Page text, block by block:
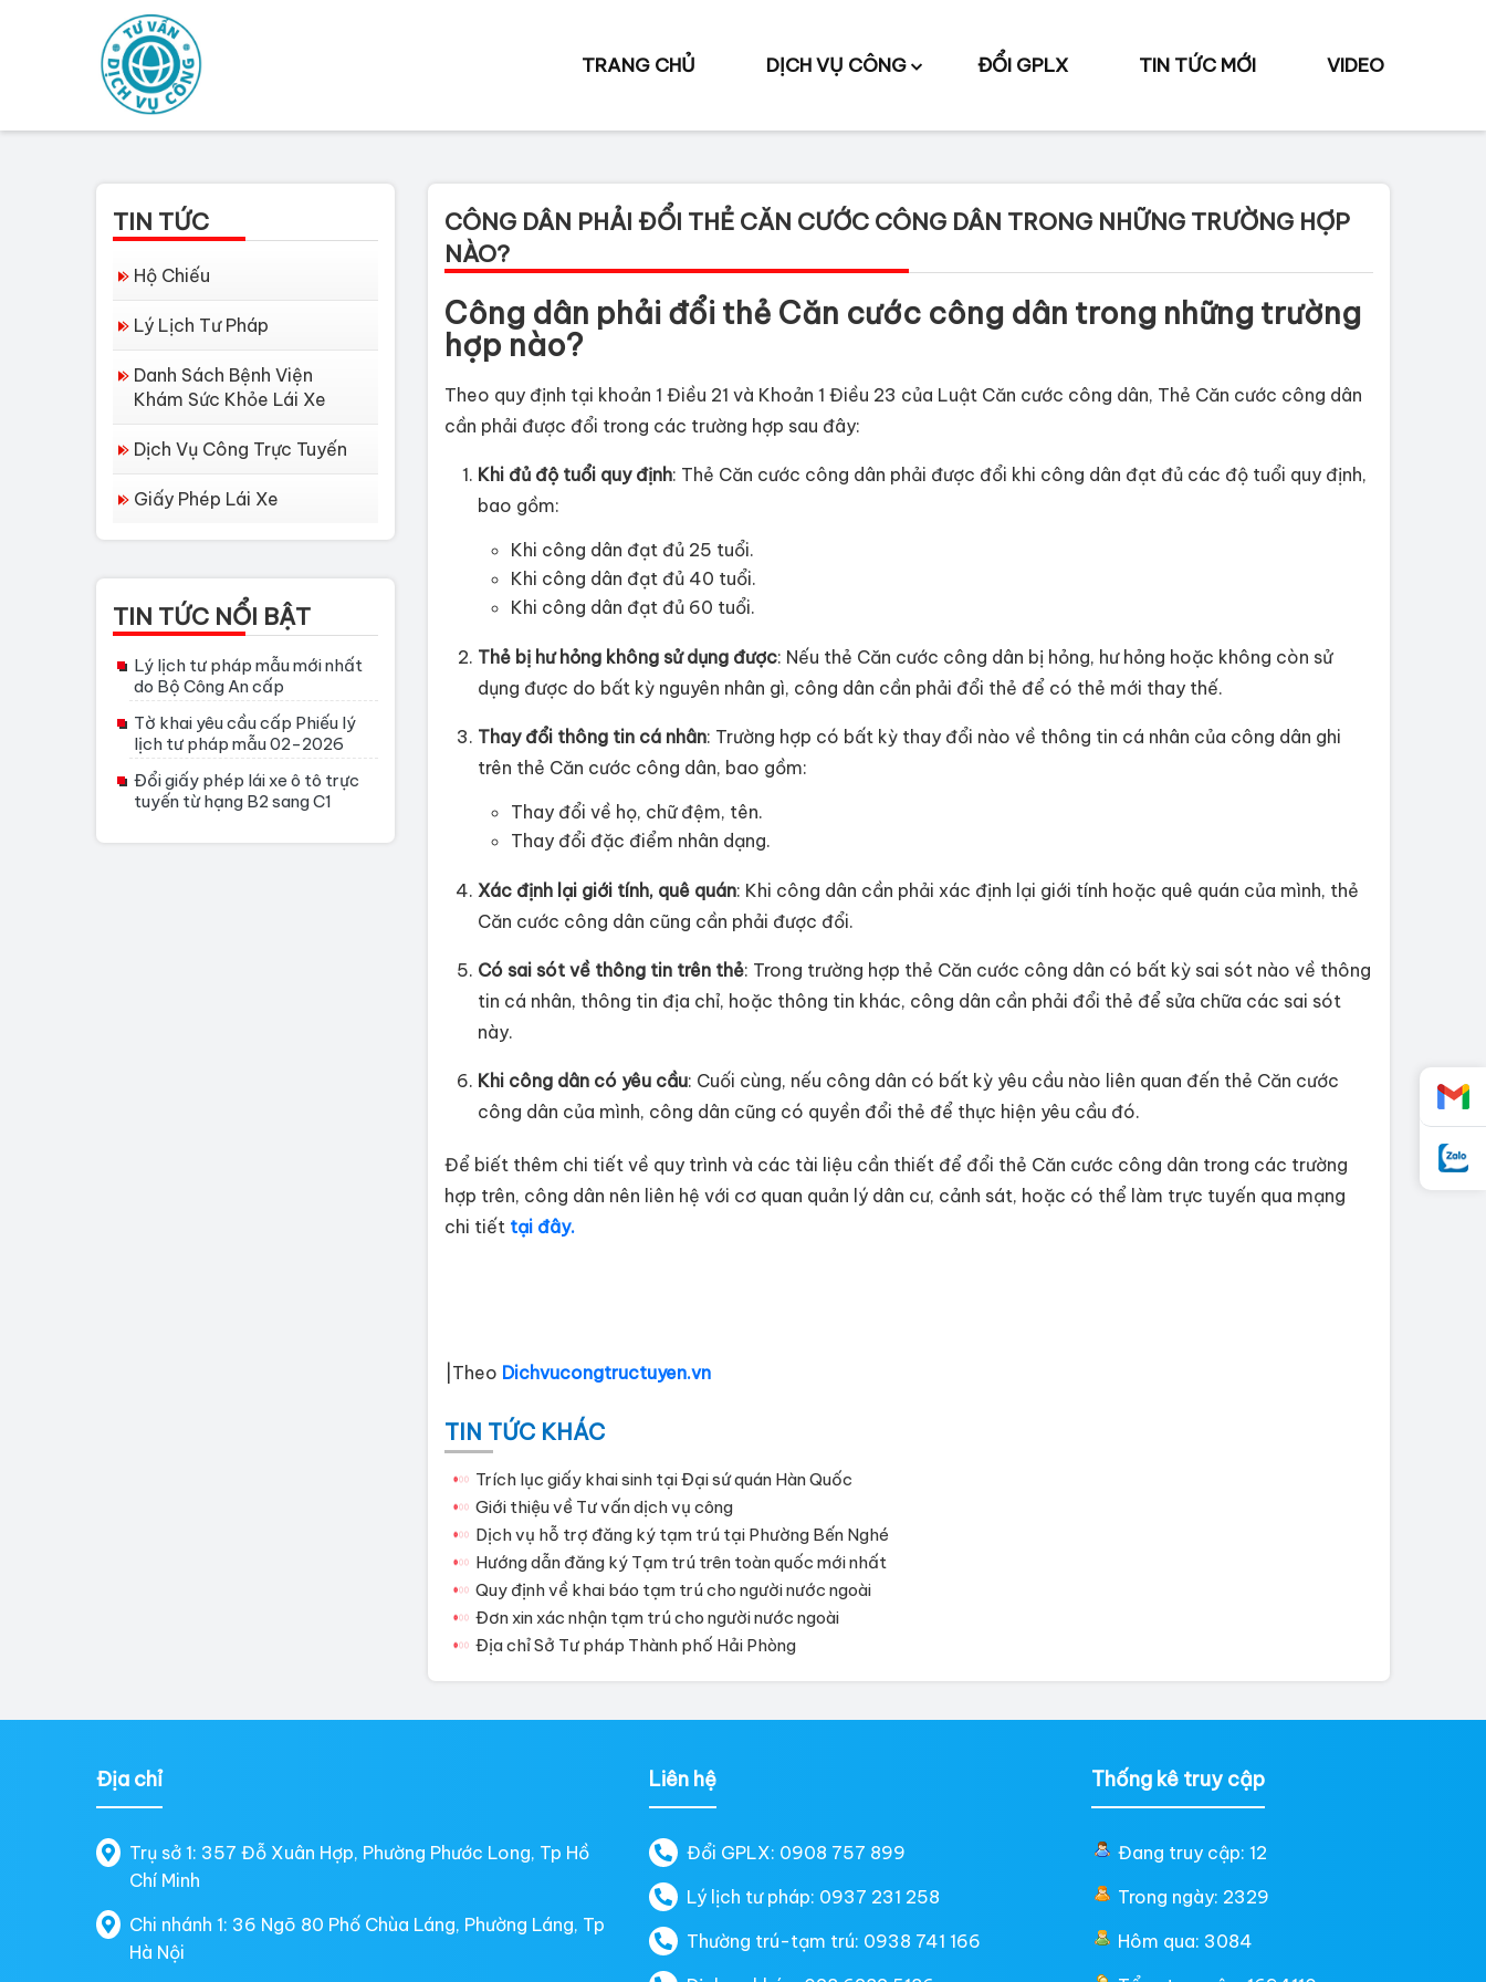
TRANG CHỦ DỊCH VỤ CÔNG ĐỔI GPLX TIN TỨC MỚI VIDEO
CÔNG DÂN PHẢI ĐỔI THẺ CĂN CƯỚC CÔNG DÂN TRONG NHỮNG TRƯỜNG HỢP
NÀO?
Công dân phải đổi thẻ Căn cước công dân trong những trường
hợp nào?
Theo quy định tại khoản 1 Điều 21 và Khoản 1 Điều 23 của Luật Căn cước công dân, Thẻ Căn cước công dân
cần phải được đổi trong các trường hợp sau đây:
Khi đủ độ tuổi quy định: Thẻ Căn cước công dân phải được đổi khi công dân đạt đủ các độ tuổi quy định,
bao gồm:
Khi công dân đạt đủ 25 tuổi.
Khi công dân đạt đủ 40 tuổi.
Khi công dân đạt đủ 60 tuổi.
Thẻ bị hư hỏng không sử dụng được: Nếu thẻ Căn cước công dân bị hỏng, hư hỏng hoặc không còn sử
dụng được do bất kỳ nguyên nhân gì, công dân cần phải đổi thẻ để có thẻ mới thay thế.
Thay đổi thông tin cá nhân: Trường hợp có bất kỳ thay đổi nào về thông tin cá nhân của công dân ghi
trên thẻ Căn cước công dân, bao gồm:
Thay đổi về họ, chữ đệm, tên.
Thay đổi đặc điểm nhân dạng.
Xác định lại giới tính, quê quán: Khi công dân cần phải xác định lại giới tính hoặc quê quán của mình, thẻ
Căn cước công dân cũng cần phải được đổi.
Có sai sót về thông tin trên thẻ: Trong trường hợp thẻ Căn cước công dân có bất kỳ sai sót nào về thông
tin cá nhân, thông tin địa chỉ, hoặc thông tin khác, công dân cần phải đổi thẻ để sửa chữa các sai sót
này.
Khi công dân có yêu cầu: Cuối cùng, nếu công dân có bất kỳ yêu cầu nào liên quan đến thẻ Căn cước
công dân của mình, công dân cũng có quyền đổi thẻ để thực hiện yêu cầu đó.
Để biết thêm chi tiết về quy trình và các tài liệu cần thiết để đổi thẻ Căn cước công dân trong các trường
hợp trên, công dân nên liên hệ với cơ quan quản lý dân cư, cảnh sát, hoặc có thể làm trực tuyến qua mạng
chi tiết tại đây.
|Theo Dichvucongtructuyen.vn
TIN TỨC KHÁC
Trích lục giấy khai sinh tại Đại sứ quán Hàn Quốc
Giới thiệu về Tư vấn dịch vụ công
Dịch vụ hỗ trợ đăng ký tạm trú tại Phường Bến Nghé
Hướng dẫn đăng ký Tạm trú trên toàn quốc mới nhất
Quy định về khai báo tạm trú cho người nước ngoài
Đơn xin xác nhận tạm trú cho người nước ngoài
Địa chỉ Sở Tư pháp Thành phố Hải Phòng
TIN TỨC
Hộ Chiếu
Lý Lịch Tư Pháp
Danh Sách Bệnh Viện
Khám Sức Khỏe Lái Xe
Dịch Vụ Công Trực Tuyến
Giấy Phép Lái Xe
TIN TỨC NỔI BẬT
Lý lịch tư pháp mẫu mới nhất
do Bộ Công An cấp
Tờ khai yêu cầu cấp Phiếu lý
lịch tư pháp mẫu 02-2026
Đổi giấy phép lái xe ô tô trực
tuyến từ hạng B2 sang C1
Địa chỉ
Trụ sở 1: 357 Đỗ Xuân Hợp, Phường Phước Long, Tp Hồ
Chí Minh
Chi nhánh 1: 36 Ngõ 80 Phố Chùa Láng, Phường Láng, Tp
Hà Nội
Liên hệ
Đổi GPLX: 0908 757 899
Lý lịch tư pháp: 0937 231 258
Thường trú-tạm trú: 0938 741 166
Thống kê truy cập
Đang truy cập: 12
Trong ngày: 2329
Hôm qua: 3084